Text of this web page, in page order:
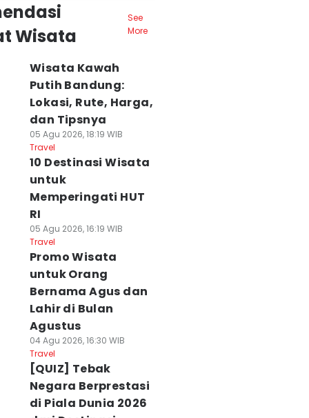
Wisata
See
More
Wisata Kawah
Putih Bandung:
Lokasi, Rute, Harga,
dan Tipsnya
05 Agu 2026, 18:19 WIB
Travel
10 Destinasi Wisata
untuk
Memperingati HUT
RI
05 Agu 2026, 16:19 WIB
Travel
Promo Wisata
untuk Orang
Bernama Agus dan
Lahir di Bulan
Agustus
04 Agu 2026, 16:30 WIB
Travel
[QUIZ] Tebak
Negara Berprestasi
di Piala Dunia 2026